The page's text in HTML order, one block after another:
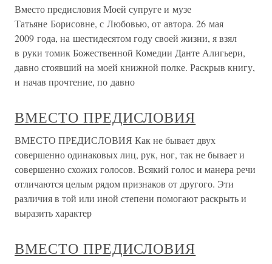
Вместо предисловия Моей супруге и музе
Татьяне Борисовне, с Любовью, от автора. 26 мая
2009 года, на шестидесятом году своей жизни, я взял
в руки томик Божественной Комедии Данте Алигьери,
давно стоявший на моей книжной полке. Раскрыв книгу,
и начав прочтение, по давно
ВМЕСТО ПРЕДИСЛОВИЯ
ВМЕСТО ПРЕДИСЛОВИЯ Как не бывает двух
совершенно одинаковых лиц, рук, ног, так не бывает и
совершенно схожих голосов. Всякий голос и манера речи
отличаются целым рядом признаков от другого. Эти
различия в той или иной степени помогают раскрыть и
выразить характер
ВМЕСТО ПРЕДИСЛОВИЯ